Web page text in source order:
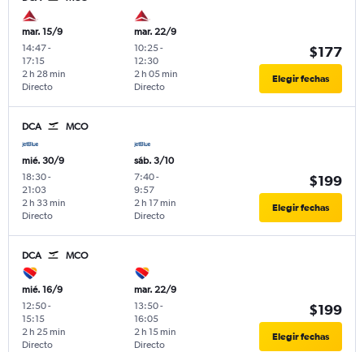
mar. 15/9
14:47-
17:15
Directo
2 h 28 min
mar. 22/9
10:25-
12:30
Directo
2 h 05 min
$177
Elegir fechas
DCA MCO
mié. 30/9
18:30-
21:03
Directo
2 h 33 min
sáb. 3/10
7:40-
9:57
Directo
2 h 17 min
$199
Elegir fechas
DCA MCO
mié. 16/9
12:50-
15:15
Directo
2 h 25 min
mar. 22/9
13:50-
16:05
Directo
2 h 15 min
$199
Elegir fechas